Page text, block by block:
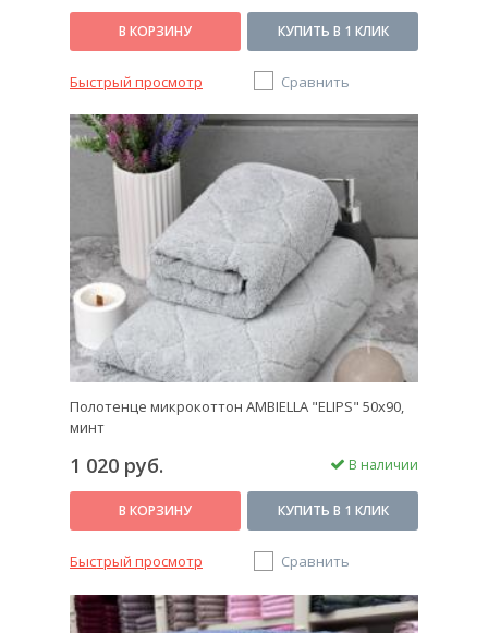
В КОРЗИНУ КУПИТЬ В 1 КЛИК
Быстрый просмотр Сравнить
Полотенце микрокоттон AMBIELLA "ELIPS" 50x90,
минт
1 020 руб. В наличии
В КОРЗИНУ КУПИТЬ В 1 КЛИК
Быстрый просмотр Сравнить